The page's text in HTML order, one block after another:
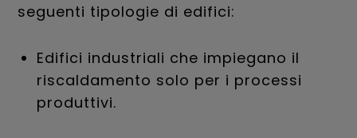
seguenti tipologie di edifici:
Edifici industriali che impiegano il
riscaldamento solo per i processi
produttivi.